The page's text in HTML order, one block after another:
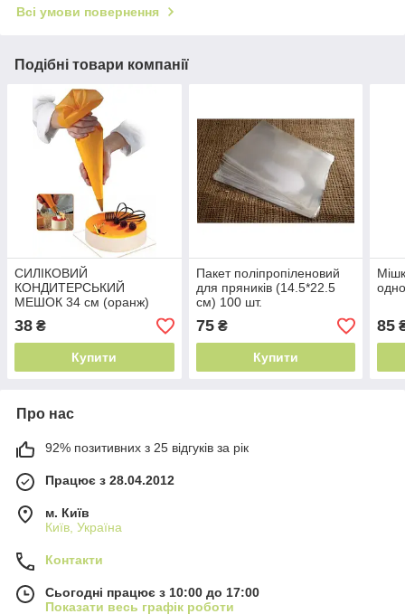
Всі умови повернення
Подібні товари компанії
СИЛІКОВИЙ
КОНДИТЕРСЬКИЙ
МЕШОК 34 см (оранж)
38 ₴
Купити
Пакет поліпропіленовий
для пряників (14.5*22.5
см) 100 шт.
75₴
Купити
85
Про нас
92% позитивних з 25 відгуків за рік
Працює з 28.04.2012
м. Київ
Київ, Україна
Контакти
Сьогодні працює з 10:00 до 17:00
Показати весь графік роботи